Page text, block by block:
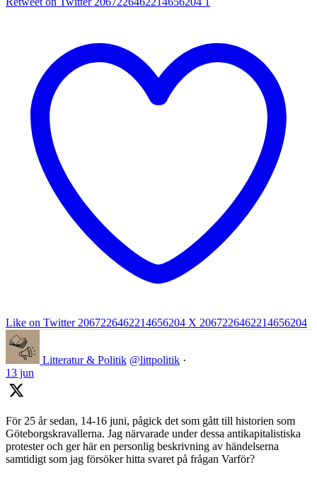
Like on Twitter 2067226462214656204 X 2067226462214656204
Litteratur & Politik @littpolitik ·
13 jun
För 25 år sedan, 14-16 juni, pågick det som gått till historien som
Göteborgskravallerna. Jag närvarade under dessa antikapitalistiska
protester och ger här en personlig beskrivning av händelserna
samtidigt som jag försöker hitta svaret på frågan Varför?